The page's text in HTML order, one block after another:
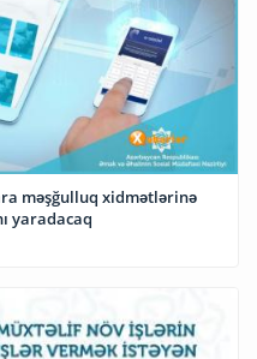
məşğulluq xidmətlərinə
imkanı yaradacaq